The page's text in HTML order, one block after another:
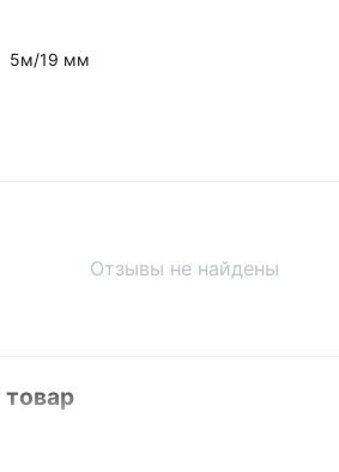
5м/19 мм
Отзывы не найдены
товар